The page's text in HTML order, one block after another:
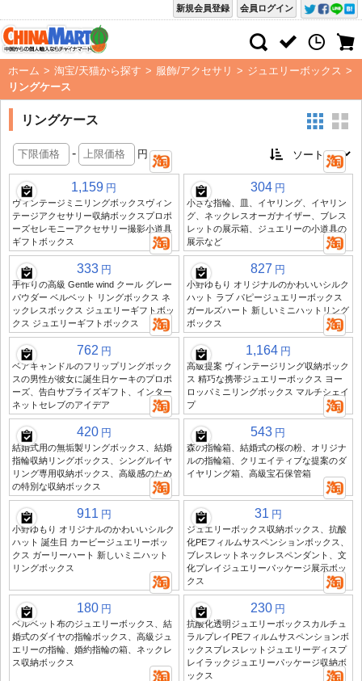
会員ログイン
新規会員登録
ホーム > 淘宝/天猫から探す > 服飾/アクセサリ > ジュエリーボックス >
リングケース
リングケース
- 円
1,159 円
ヴィンテージミニリングボックスヴィン
テージアクセサリー収納ボックスプロポ
ーズセレモニーアクセサリー撮影小道具
ギフトボックス
304 円
小さな指輪、皿、イヤリング、イヤリン
グ、ネックレスオーガナイザー、ブレス
レットの展示箱、ジュエリーの小道具の
展示など
333 円
手作りの高級 Gentle wind クール グレー
パウダー ベルベット リングボックス ネ
ックレスボックス ジュエリーギフトボッ
クス ジュエリーギフトボックス
827 円
小野ゆもり オリジナルのかわいいシルク
ハット ラブ パピージュエリーボックス
ガールズハート 新しいミニハットリング
ボックス
762 円
ベアキャンドルのフリップリングボック
スの男性が彼女に誕生日ケーキのプロポ
ーズ、告白サプライズギフト、インター
ネットセレブのアイデア
1,164 円
高級提案 ヴィンテージリング収納ボック
ス 精巧な携帯ジュエリーボックス ヨー
ロッパミニリングボックス マルチシェイ
プ
420 円
結婚式用の無垢製リングボックス、結婚
指輪収納リングボックス、シングルイヤ
リング専用収納ボックス、高級感のため
の特別な収納ボックス
543 円
森の指輪箱、結婚式の桜の粉、オリジナ
ルの指輪箱、クリエイティブな提案のダ
イヤリング箱、高級宝石保管箱
911 円
小野ゆもり オリジナルのかわいいシルク
ハット 誕生日 カービージュエリーボッ
クス ガーリーハート 新しいミニハット
リングボックス
31 円
ジュエリーボックス収納ボックス、抗酸
化PEフィルムサスペンションボックス、
ブレスレットネックレスペンダント、文
化プレイジュエリーパッケージ展示ボッ
クス
180 円
ベルベット布のジュエリーボックス、結
婚式のダイヤの指輪ボックス、高級ジュ
エリーの指輪、婚約指輪の箱、ネックレ
ス収納ボックス
230 円
抗酸化透明ジュエリーボックスカルチュ
ラルプレイPEフィルムサスペンションボ
ックスブレスレットジュエリーディスプ
レイラックジュエリーパッケージ収納ボ
ックス